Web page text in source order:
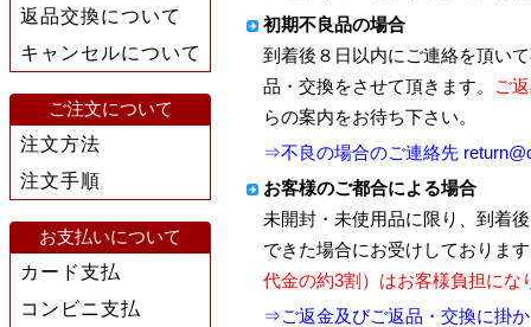
返品交換について
キャンセルについて
ご注文について
注文方法
注文手順
お支払いについて
カード支払
コンビニ支払
初期不良品の場合
到着後８日以内にご連絡を頂い
品・交換をさせて頂きます。
ご
らの案内をお待ち下さい。
⇒不良の場合のご連絡先
お客様のご都合による場合
未開封・未使用品に限り、到着
できた場合にお受けしておりま
代金の約3割）はお客様負担にな
⇒ご返金及びご返品・交換に掛